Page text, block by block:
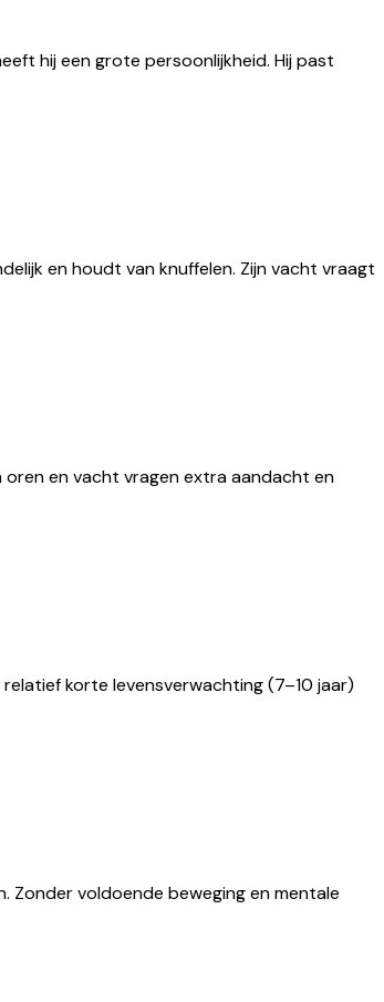
hij een grote persoonlijkheid. Hij past
en houdt van knuffelen. Zijn vacht vraagt
oren en vacht vragen extra aandacht en
korte levensverwachting (7–10 jaar)
Zonder voldoende beweging en mentale